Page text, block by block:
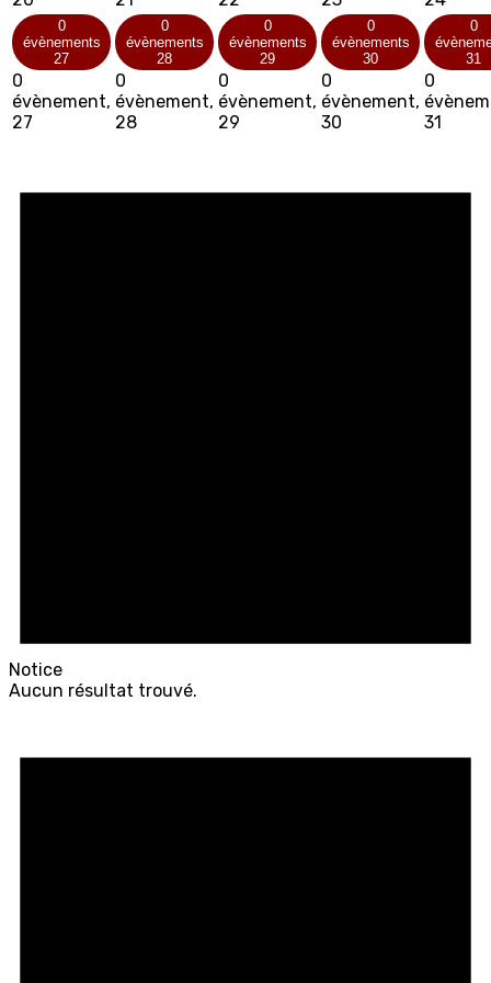
0
évènements
27
0
évènement,
27
0
évènements
28
0
évènement,
28
0
évènements
29
0
évènement,
29
0
évènements
30
0
évènement,
30
0
31
0
31
Notice
Aucun résultat trouvé.